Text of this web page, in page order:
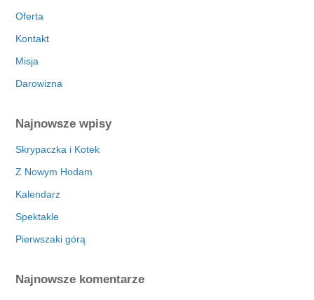
Oferta
Kontakt
Misja
Darowizna
Najnowsze wpisy
Skrypaczka i Kotek
Z Nowym Hodam
Kalendarz
Spektakle
Pierwszaki górą
Najnowsze komentarze